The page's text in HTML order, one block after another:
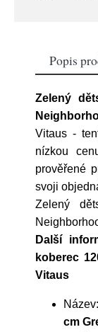
Popis
Zelený
Vitaus -
nízkou
prověřené
svoji
Zelený
Další
koberec
Vitaus
Název:
cm